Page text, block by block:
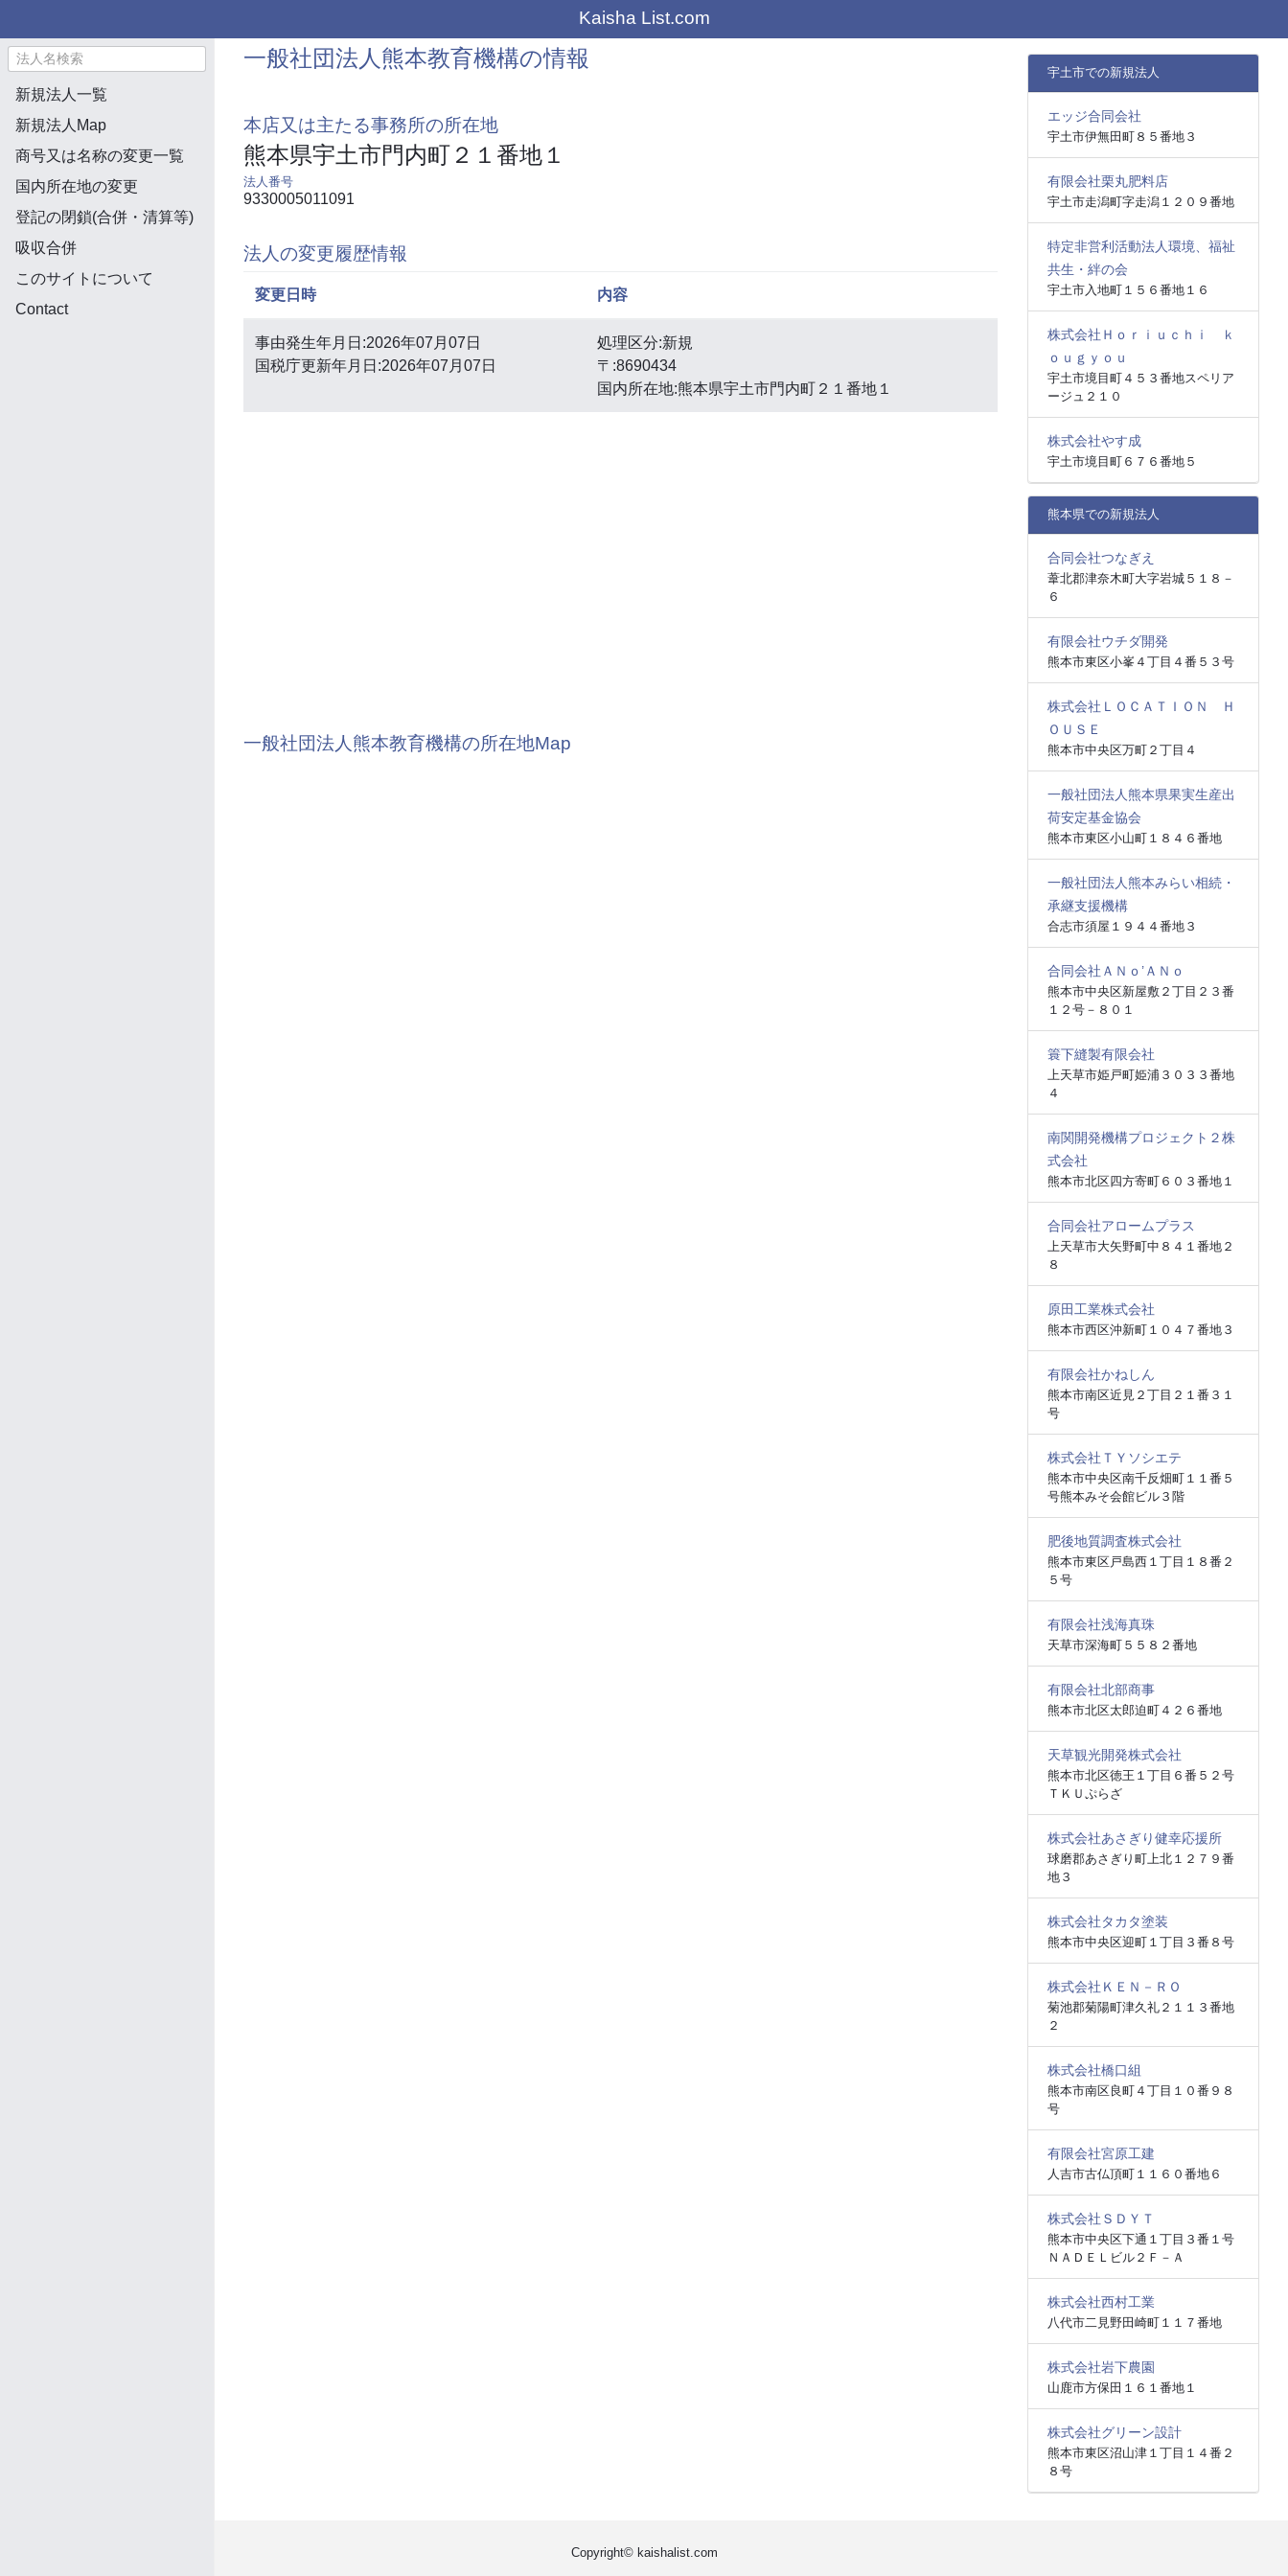
Kaisha List.com
新規法人一覧
新規法人Map
商号又は名称の変更一覧
国内所在地の変更
登記の閉鎖(合併・清算等)
吸収合併
このサイトについて
Contact
一般社団法人熊本教育機構の情報
本店又は主たる事務所の所在地
熊本県宇土市門内町２１番地１
法人番号
9330005011091
法人の変更履歴情報
変更日時 内容
事由発生年月日:2026年07月07日
国税庁更新年月日:2026年07月07日
処理区分:新規
〒:8690434
国内所在地:熊本県宇土市門内町２１番地１
一般社団法人熊本教育機構の所在地Map
宇土市での新規法人
エッジ合同会社
宇土市伊無田町８５番地３
有限会社栗丸肥料店
宇土市走潟町字走潟１２０９番地
特定非営利活動法人環境、福祉
共生・絆の会
宇土市入地町１５６番地１６
株式会社Ｈｏｒｉｕｃｈｉ ｋ
ｏｕｇｙｏｕ
宇土市境目町４５３番地スペリア
ージュ２１０
株式会社やす成
宇土市境目町６７６番地５
熊本県での新規法人
合同会社つなぎえ
葦北郡津奈木町大字岩城５１８－
６
有限会社ウチダ開発
熊本市東区小峯４丁目４番５３号
株式会社ＬＯＣＡＴＩＯＮ Ｈ
ＯＵＳＥ
熊本市中央区万町２丁目４
一般社団法人熊本県果実生産出
荷安定基金協会
熊本市東区小山町１８４６番地
一般社団法人熊本みらい相続・
承継支援機構
合志市須屋１９４４番地３
合同会社ＡＮｏ’ＡＮｏ
熊本市中央区新屋敷２丁目２３番
１２号－８０１
簑下縫製有限会社
上天草市姫戸町姫浦３０３３番地
４
南関開発機構プロジェクト２株
式会社
熊本市北区四方寄町６０３番地１
合同会社アロームプラス
上天草市大矢野町中８４１番地２
８
原田工業株式会社
熊本市西区沖新町１０４７番地３
有限会社かねしん
熊本市南区近見２丁目２１番３１
号
株式会社ＴＹソシエテ
熊本市中央区南千反畑町１１番５
号熊本みそ会館ビル３階
肥後地質調査株式会社
熊本市東区戸島西１丁目１８番２
５号
有限会社浅海真珠
天草市深海町５５８２番地
有限会社北部商事
熊本市北区太郎迫町４２６番地
天草観光開発株式会社
熊本市北区徳王１丁目６番５２号
ＴＫＵぷらざ
株式会社あさぎり健幸応援所
球磨郡あさぎり町上北１２７９番
地３
株式会社タカタ塗装
熊本市中央区迎町１丁目３番８号
株式会社ＫＥＮ－ＲＯ
菊池郡菊陽町津久礼２１１３番地
２
株式会社橋口組
熊本市南区良町４丁目１０番９８
号
有限会社宮原工建
人吉市古仏頂町１１６０番地６
株式会社ＳＤＹＴ
熊本市中央区下通１丁目３番１号
ＮＡＤＥＬビル２Ｆ－Ａ
株式会社西村工業
八代市二見野田崎町１１７番地
株式会社岩下農園
山鹿市方保田１６１番地１
株式会社グリーン設計
熊本市東区沼山津１丁目１４番２
８号
Copyright© kaishalist.com